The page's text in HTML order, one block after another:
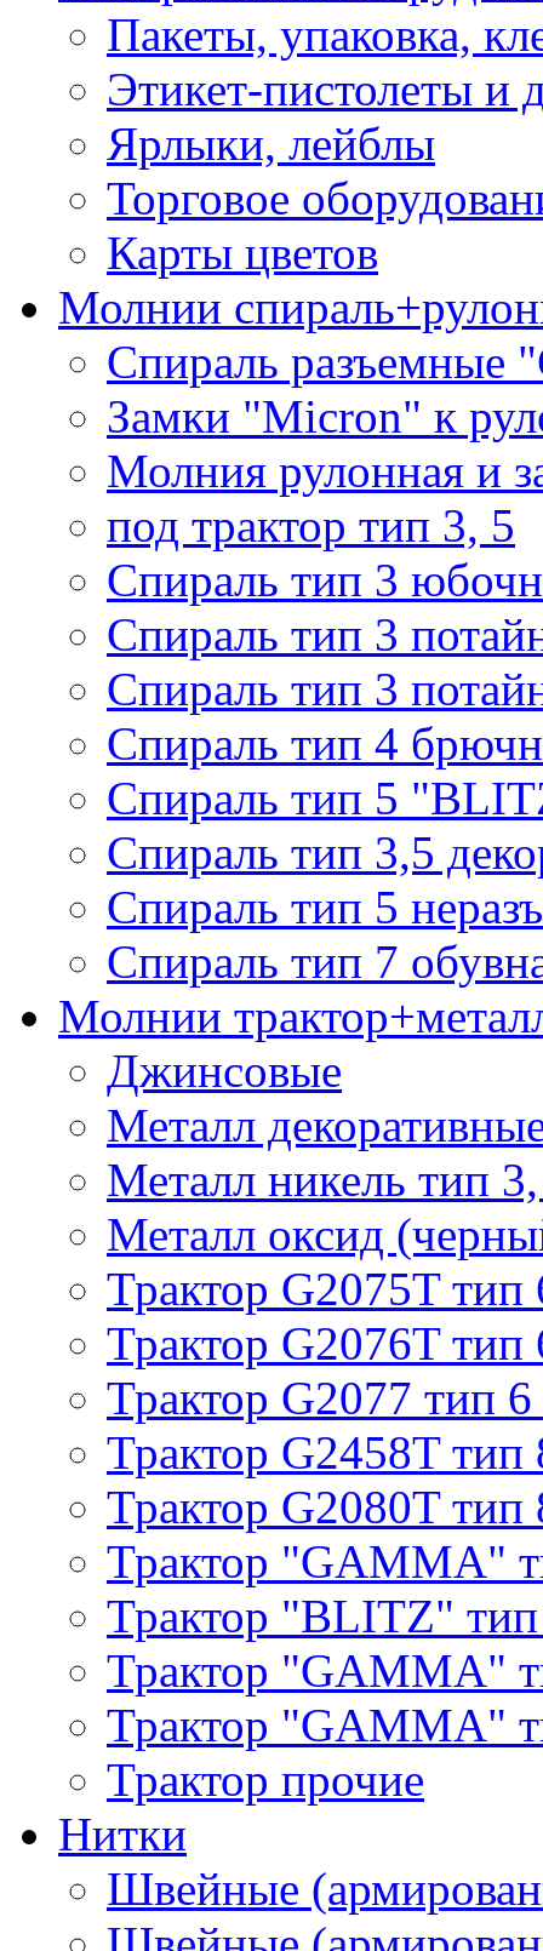
Пакеты, упаковка,
Этикет-пистолеты и
Ярлыки, лейблы
Торговое
Карты цветов
Молнии
Спираль разъемные
Замки "Micron" к
Молния рулонная и
под трактор тип 3, 5
Спираль тип 3
Спираль тип 3
Спираль тип 3
Спираль тип 4
Спираль тип 5
Спираль тип 3,5
Спираль тип 5
Спираль тип 7
Молнии
Джинсовые
Металл
Металл никель тип
Металл оксид
Трактор G2075T тип
Трактор G2076T тип
Трактор G2077 тип 6
Трактор G2458T тип
Трактор G2080T тип
Трактор "GAMMA"
Трактор "BLITZ"
Трактор "GAMMA"
Трактор "GAMMA"
Трактор прочие
Нитки
Швейные